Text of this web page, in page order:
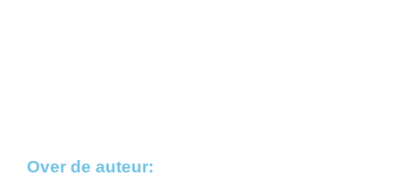
Over de auteur: